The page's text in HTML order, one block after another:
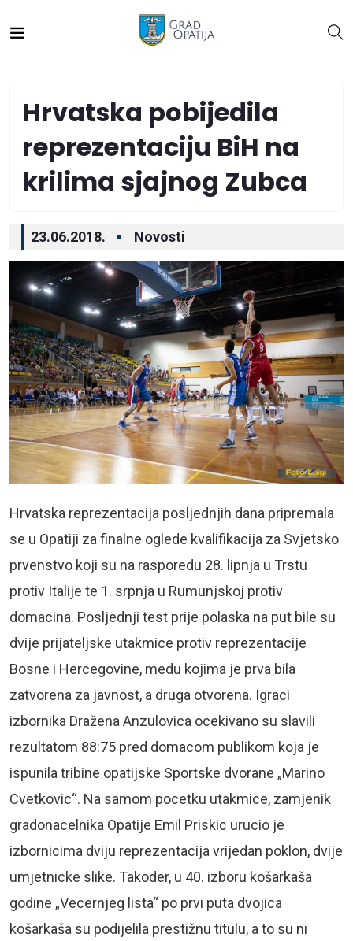
Hrvatska pobijedila
reprezentaciju BiH na
krilima sjajnog Zubca
23.06.2018. Novosti
Hrvatska reprezentacija posljednjih dana pripremala
se u Opatiji za finalne oglede kvalifikacija za Svjetsko
prvenstvo koji su na rasporedu 28. lipnja u Trstu
protiv Italije te 1. srpnja u Rumunjskoj protiv
domacina. Posljednji test prije polaska na put bile su
dvije prijateljske utakmice protiv reprezentacije
Bosne i Hercegovine, medu kojima je prva bila
zatvorena za javnost, a druga otvorena. Igraci
izbornika Dražena Anzulovica ocekivano su slavili
rezultatom 88:75 pred domacom publikom koja je
ispunila tribine opatijske Sportske dvorane „Marino
Cvetkovic“. Na samom pocetku utakmice, zamjenik
gradonacelnika Opatije Emil Priskic urucio je
izbornicima dviju reprezentacija vrijedan poklon, dvije
umjetnicke slike. Takoder, u 40. izboru košarkaša
godine „Vecernjeg lista“ po prvi puta dvojica
košarkaša su podijelila prestižnu titulu, a to su ni